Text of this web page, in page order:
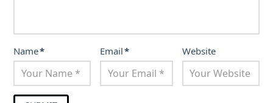
Name* Email* Website